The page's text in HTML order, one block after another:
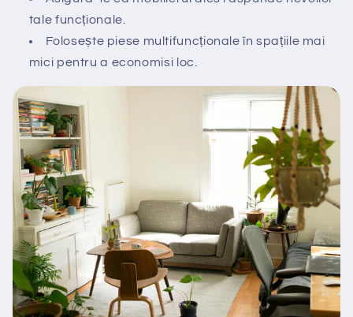
tale funcționale.
Folosește piese multifuncționale în spațiile mai
mici pentru a economisi loc.